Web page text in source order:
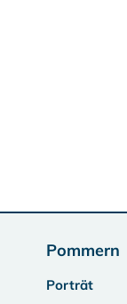
Pommern
Porträt